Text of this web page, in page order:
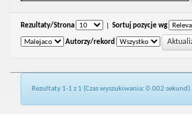
Rezultaty/Strona Sortuj pozycje wg
Autorzy/rekord
Rezultaty 1-1 z 1 (Czas wyszukiwania: 0.002 sekund).